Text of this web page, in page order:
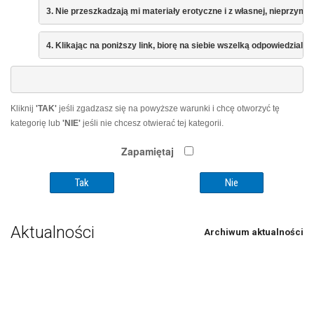
3. Nie przeszkadzają mi materiały erotyczne i z własnej,
4. Klikając na poniższy link, biorę na siebie wszelką
Kliknij 'TAK' jeśli zgadzasz się na powyższe warunki i chcę otworzyć tę
kategorię lub 'NIE' jeśli nie chcesz otwierać tej kategorii.
Zapamiętaj
Aktualności Archiwum aktualności